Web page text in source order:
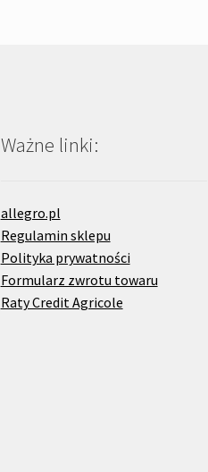
Ważne linki:
allegro.pl
Regulamin sklepu
Polityka prywatności
Formularz zwrotu towaru
Raty Credit Agricole